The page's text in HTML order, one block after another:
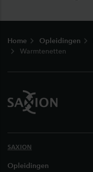
Home Opleidingen
Warmtenetten
SAXION
Opleidingen